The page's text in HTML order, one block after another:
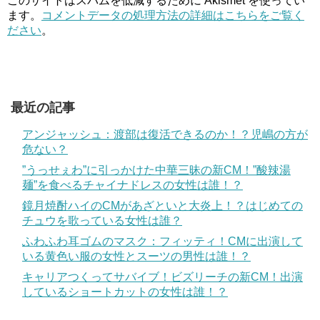
ます。
コメントデータの処理方法の詳細はこちらをご覧く
ださい。
最近の記事
アンジャッシュ：渡部は復活できるのか！？児嶋の方が
危ない？
”うっせぇわ”に引っかけた中華三昧の新CM！”酸辣湯
麺”を食べるチャイナドレスの女性は誰！？
鏡月焼酎ハイのCMがあざといと大炎上！？はじめての
チュウを歌っている女性は誰？
ふわふわ耳ゴムのマスク：フィッティ！CMに出演して
いる黄色い服の女性とスーツの男性は誰！？
キャリアつくってサバイブ！ビズリーチの新CM！出演
しているショートカットの女性は誰！？